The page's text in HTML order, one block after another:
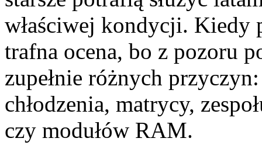
właściwej kondycji. Kiedy
trafna ocena, bo z pozoru
zupełnie różnych
chłodzenia, matrycy,
czy modułów RAM.